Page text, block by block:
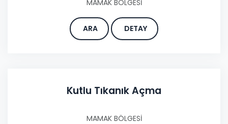
MAMAK BÖLGESİ
ARA DETAY
Kutlu Tıkanık Açma
MAMAK BÖLGESİ